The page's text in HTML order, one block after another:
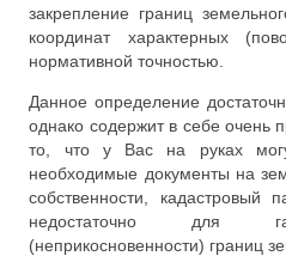
закрепление границ
координат характерных
нормативной точностью.
Данное определение
однако содержит в себе очень
то, что у Вас на руках
необходимые документы на
собственности, кадастровый
недостаточно для
(неприкосновенности) границ